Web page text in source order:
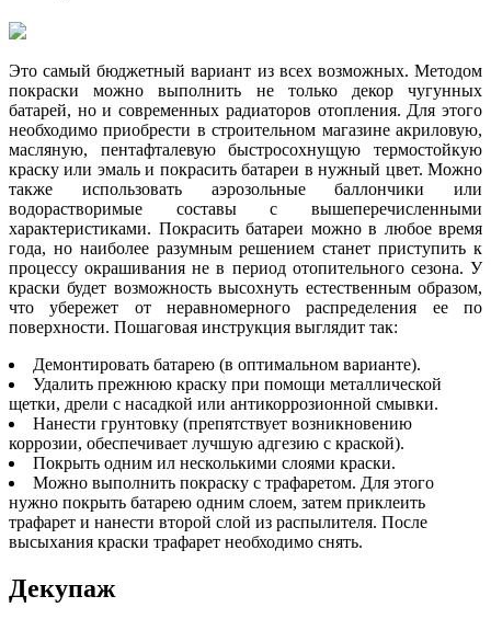
Это самый бюджетный вариант из всех возможных. Методом
покраски можно выполнить не только декор чугунных
батарей, но и современных радиаторов отопления. Для этого
необходимо приобрести в строительном магазине акриловую,
масляную, пентафталевую быстросохнущую термостойкую
краску или эмаль и покрасить батареи в нужный цвет. Можно
также использовать аэрозольные баллончики или
водорастворимые составы с вышеперечисленными
характеристиками. Покрасить батареи можно в любое время
года, но наиболее разумным решением станет приступить к
процессу окрашивания не в период отопительного сезона. У
краски будет возможность высохнуть естественным образом,
что убережет от неравномерного распределения ее по
поверхности. Пошаговая инструкция выглядит так:
Демонтировать батарею (в оптимальном варианте).
Удалить прежнюю краску при помощи металлической
щетки, дрели с насадкой или антикоррозионной смывки.
Нанести грунтовку (препятствует возникновению
коррозии, обеспечивает лучшую адгезию с краской).
Покрыть одним ил несколькими слоями краски.
Можно выполнить покраску с трафаретом. Для этого
нужно покрыть батарею одним слоем, затем приклеить
трафарет и нанести второй слой из распылителя. После
высыхания краски трафарет необходимо снять.
Декупаж